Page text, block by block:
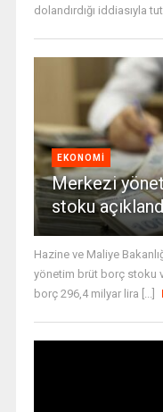
dolandırdığı iddiasıyla
EKONOMI
Merkezi
stoku
Hazine ve Maliye
yönetim brüt borç stoku
borç 296,4 milyar lira [...]